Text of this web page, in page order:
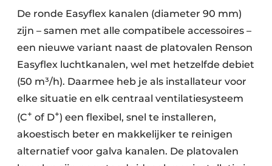
De ronde Easyflex kanalen (diameter 90 mm)
zijn – samen met alle compatibele accessoires –
een nieuwe variant naast de platovalen Renson
Easyflex luchtkanalen, wel met hetzelfde debiet
(50 m³/h). Daarmee heb je als installateur voor
elke situatie en elk centraal ventilatiesysteem
(C+ of D+) een flexibel, snel te installeren,
akoestisch beter en makkelijker te reinigen
alternatief voor galva kanalen. De platovalen